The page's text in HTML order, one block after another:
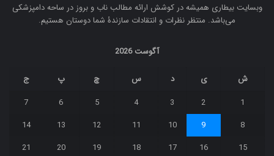
وبسایت بیطاری همیشه در کوشش ارائه مطالب ناب و بروز در ساحه دامپزشکی
می‌باشد. منتظر نظرات و انتقادات سازندۀ شما دوستان هستیم.
آگوست 2026
ش ی د س چ پ
ج
1
2
3
4
5
6
7
8
9
10
11
12
13
14
15
16
17
18
19
20
21